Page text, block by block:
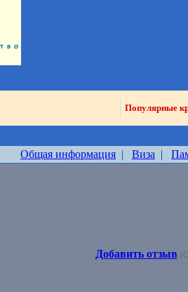
Популярные
Общая информация | Виза |
Добавить отзыв